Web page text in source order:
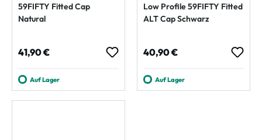
59FIFTY Fitted Cap
Natural
Regulärer Preis:
41,90 €
Auf Lager
Low Profile 59FIFTY Fitted
ALT Cap Schwarz
Regulärer Preis:
40,90 €
Auf Lager